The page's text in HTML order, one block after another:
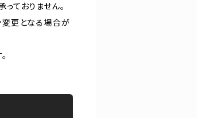
ておりません。
変更となる場合が